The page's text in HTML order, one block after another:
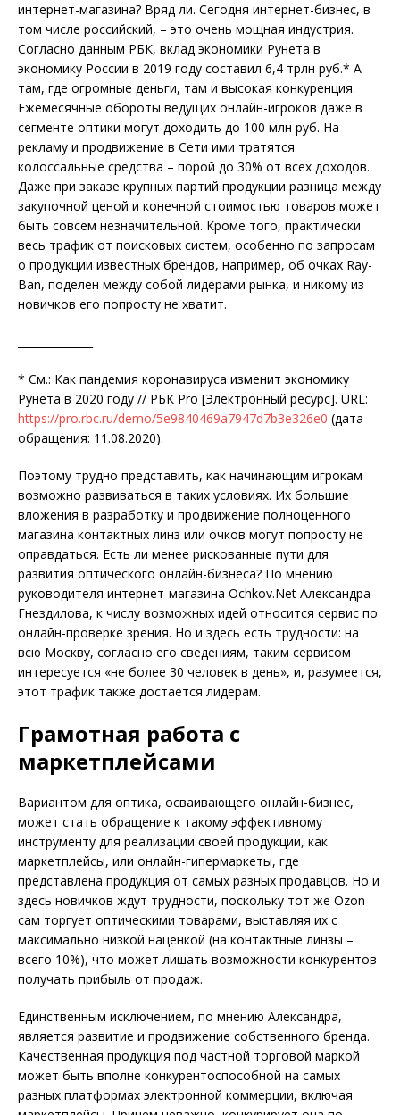
интернет-магазина? Вряд ли. Сегодня интернет-бизнес, в
том числе российский, – это очень мощная индустрия.
Согласно данным РБК, вклад экономики Рунета в
экономику России в 2019 году составил 6,4 трлн руб.* А
там, где огромные деньги, там и высокая конкуренция.
Ежемесячные обороты ведущих онлайн-игроков даже в
сегменте оптики могут доходить до 100 млн руб. На
рекламу и продвижение в Сети ими тратятся
колоссальные средства – порой до 30% от всех доходов.
Даже при заказе крупных партий продукции разница между
закупочной ценой и конечной стоимостью товаров может
быть совсем незначительной. Кроме того, практически
весь трафик от поисковых систем, особенно по запросам
о продукции известных брендов, например, об очках Ray-
Ban, поделен между собой лидерами рынка, и никому из
новичков его попросту не хватит.
* См.: Как пандемия коронавируса изменит экономику
Рунета в 2020 году // РБК Pro [Электронный ресурс]. URL:
https://pro.rbc.ru/demo/5e9840469a7947d7b3e326e0 (дата
обращения: 11.08.2020).
Поэтому трудно представить, как начинающим игрокам
возможно развиваться в таких условиях. Их большие
вложения в разработку и продвижение полноценного
магазина контактных линз или очков могут попросту не
оправдаться. Есть ли менее рискованные пути для
развития оптического онлайн-бизнеса? По мнению
руководителя интернет-магазина Ochkov.Net Александра
Гнездилова, к числу возможных идей относится сервис по
онлайн-проверке зрения. Но и здесь есть трудности: на
всю Москву, согласно его сведениям, таким сервисом
интересуется «не более 30 человек в день», и, разумеется,
этот трафик также достается лидерам.
Грамотная работа с
маркетплейсами
Вариантом для оптика, осваивающего онлайн-бизнес,
может стать обращение к такому эффективному
инструменту для реализации своей продукции, как
маркетплейсы, или онлайн-гипермаркеты, где
представлена продукция от самых разных продавцов. Но и
здесь новичков ждут трудности, поскольку тот же Ozon
сам торгует оптическими товарами, выставляя их с
максимально низкой наценкой (на контактные линзы –
всего 10%), что может лишать возможности конкурентов
получать прибыль от продаж.
Единственным исключением, по мнению Александра,
является развитие и продвижение собственного бренда.
Качественная продукция под частной торговой маркой
может быть вполне конкурентоспособной на самых
разных платформах электронной коммерции, включая